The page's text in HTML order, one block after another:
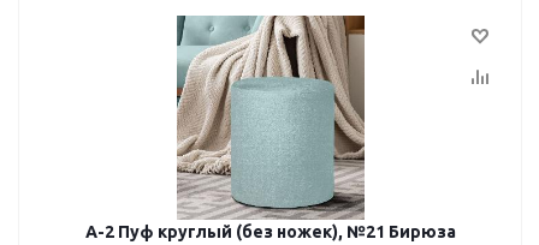
А-2 Пуф круглый (без ножек), №21 Бирюза